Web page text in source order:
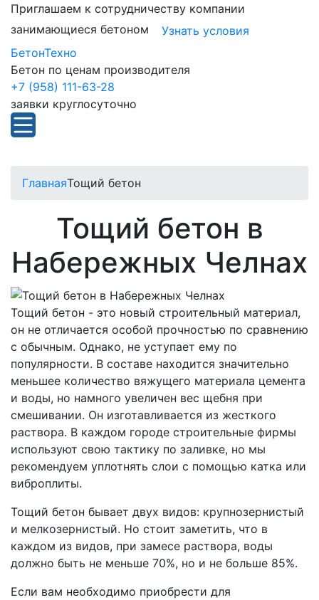
Приглашаем к сотрудничеству компании
занимающиеся бетоном
Узнать условия
БетонТехно
Бетон по ценам производителя
+7 (958) 111-63-28
заявки круглосуточно
ГлавнаяТощий бетон
Тощий бетон в
Набережных Челнах
Тощий бетон - это новый строительный материал,
он не отличается особой прочностью по сравнению
с обычным. Однако, не уступает ему по
популярности. В составе находится значительно
меньшее количество вяжущего материала цемента
и воды, но намного увеличен вес щебня при
смешивании. Он изготавливается из жесткого
раствора. В каждом городе строительные фирмы
используют свою тактику по заливке, но мы
рекомендуем уплотнять слои с помощью катка или
виброплиты.
Тощий бетон бывает двух видов: крупнозернистый
и мелкозернистый. Но стоит заметить, что в
каждом из видов, при замесе раствора, воды
должно быть не меньше 70%, но и не больше 85%.
Если вам необходимо приобрести для